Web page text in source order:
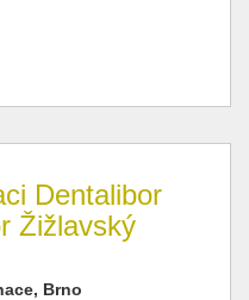
Dentalibor
Žižlavský
Brno